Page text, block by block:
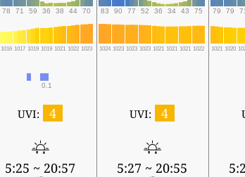
78 71 59 36 38 44 70 83 90 77 52 36 34 43 75 79 79
1016 1017 1019 1019 1021 1022 1023 1024 1023 1023 1023 1021 1021 1021 1022 1021 1020
0.1
UVI: 4
5:25 ~ 20:57
UVI: 4
5:27 ~ 20:55